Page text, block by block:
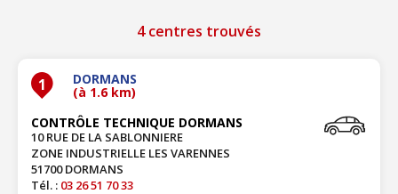
4 centres trouvés
1 DORMANS
(à 1.6 km)
CONTRÔLE TECHNIQUE DORMANS
10 RUE DE LA SABLONNIERE
ZONE INDUSTRIELLE LES VARENNES
51700 DORMANS
Tél. : 03 26 51 70 33